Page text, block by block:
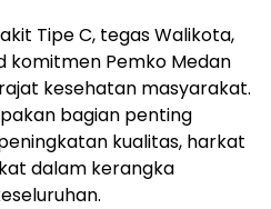
Tipe C, tegas Walikota,
komitmen Pemko Medan
kesehatan masyarakat.
bagian penting
kualitas, harkat
dalam kerangka